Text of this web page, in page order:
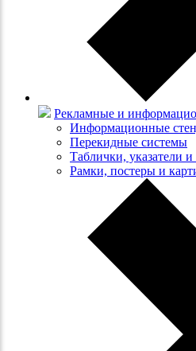
Рекламные и
Информационные
Перекидные системы
Таблички, указатели и
Рамки, постеры и